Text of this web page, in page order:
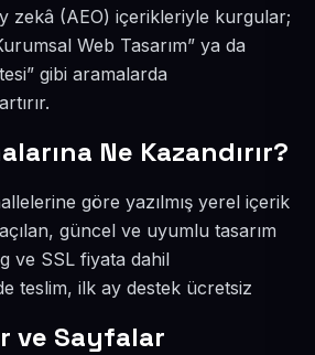
zekâ (AEO) içerikleriyle kurgular;
Web Tasarım” ya da
gibi aramalarda
Ne Kazandırır?
göre yazılmış yerel içerik
güncel ve uyumlu tasarım
ve SSL fiyata dahil
teslim, ilk ay destek ücretsiz
ve Sayfalar